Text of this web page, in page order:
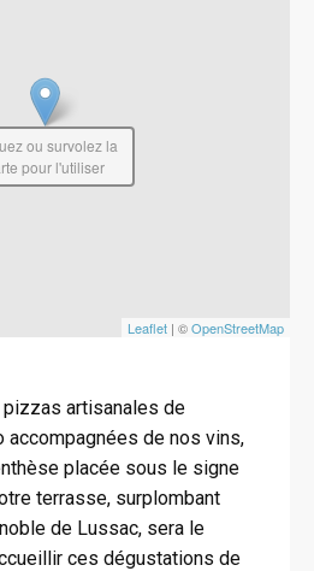
Leaflet | ©OpenStreetMap
ou survolez la
pour l'utiliser
artisanales de
accompagnées de nos vins,
placée sous le signe
terrasse, surplombant
de Lussac, sera le
ces dégustations de